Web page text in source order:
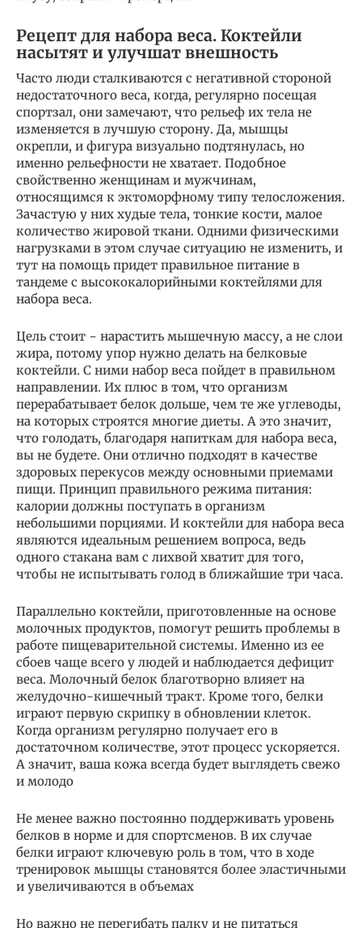
Рецепт для набора веса. Коктейли
насытят и улучшат внешность
Часто люди сталкиваются с негативной стороной
недостаточного веса, когда, регулярно посещая
спортзал, они замечают, что рельеф их тела не
изменяется в лучшую сторону. Да, мышцы
окрепли, и фигура визуально подтянулась, но
именно рельефности не хватает. Подобное
свойственно женщинам и мужчинам,
относящимся к эктоморфному типу телосложения.
Зачастую у них худые тела, тонкие кости, малое
количество жировой ткани. Одними физическими
нагрузками в этом случае ситуацию не изменить, и
тут на помощь придет правильное питание в
тандеме с высококалорийными коктейлями для
набора веса.
Цель стоит − нарастить мышечную массу, а не слои
жира, потому упор нужно делать на белковые
коктейли. С ними набор веса пойдет в правильном
направлении. Их плюс в том, что организм
перерабатывает белок дольше, чем те же углеводы,
на которых строятся многие диеты. А это значит,
что голодать, благодаря напиткам для набора веса,
вы не будете. Они отлично подходят в качестве
здоровых перекусов между основными приемами
пищи. Принцип правильного режима питания:
калории должны поступать в организм
небольшими порциями. И коктейли для набора веса
являются идеальным решением вопроса, ведь
одного стакана вам с лихвой хватит для того,
чтобы не испытывать голод в ближайшие три часа.
Параллельно коктейли, приготовленные на основе
молочных продуктов, помогут решить проблемы в
работе пищеварительной системы. Именно из ее
сбоев чаще всего у людей и наблюдается дефицит
веса. Молочный белок благотворно влияет на
желудочно-кишечный тракт. Кроме того, белки
играют первую скрипку в обновлении клеток.
Когда организм регулярно получает его в
достаточном количестве, этот процесс ускоряется.
А значит, ваша кожа всегда будет выглядеть свежо
и молодо
Не менее важно постоянно поддерживать уровень
белков в норме и для спортсменов. В их случае
белки играют ключевую роль в том, что в ходе
тренировок мышцы становятся более эластичными
и увеличиваются в объемах
Но важно не перегибать палку и не питаться